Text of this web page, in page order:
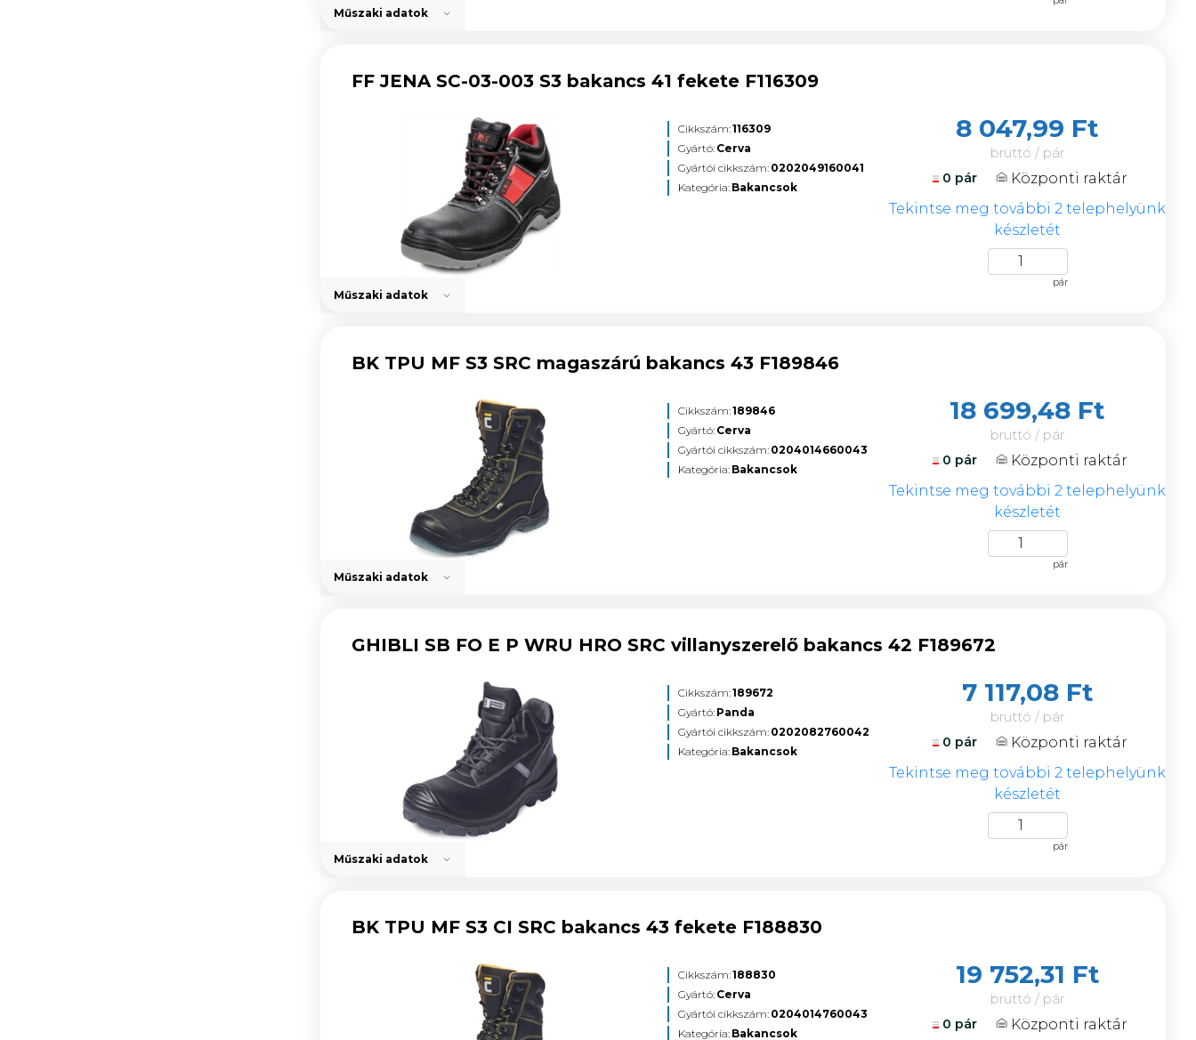
Műszaki adatok
FF JENA SC-03-003 S3 bakancs 41 fekete F116309
Cikkszám:116309
Gyártó: Cerva
Gyártói cikkszám: 0202049160041
Kategória: Bakancsok
Műszaki adatok
8 047,99 Ft
bruttó / pár
0 pár
Központi raktár
Tekintse meg további 2 telephelyünk
készletét
pár
BK TPU MF S3 SRC magaszárú bakancs 43 F189846
Cikkszám:189846
Gyártó: Cerva
Gyártói cikkszám: 0204014660043
Kategória: Bakancsok
Műszaki adatok
18 699,48 Ft
bruttó / pár
0 pár
Központi raktár
Tekintse meg további 2 telephelyünk
készletét
pár
GHIBLI SB FO E P WRU HRO SRC villanyszerelő bakancs 42 F189672
Cikkszám:189672
Gyártó: Panda
Gyártói cikkszám: 0202082760042
Kategória: Bakancsok
Műszaki adatok
7 117,08 Ft
bruttó / pár
0 pár
Központi raktár
Tekintse meg további 2 telephelyünk
készletét
pár
BK TPU MF S3 CI SRC bakancs 43 fekete F188830
Cikkszám:188830
Gyártó: Cerva
Gyártói cikkszám: 0204014760043
Kategória: Bakancsok
19 752,31 Ft
bruttó / pár
0 pár Központi raktár